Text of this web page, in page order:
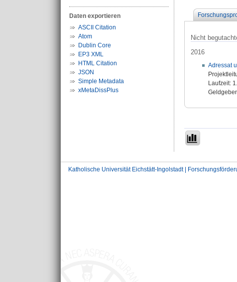
Daten exportieren
ASCII Citation
Atom
Dublin Core
EP3 XML
HTML Citation
JSON
Simple Metadata
xMetaDissPlus
Nicht
2016
Adressat
Laufzeit:
Katholische Universität Eichstätt-Ingolstadt |